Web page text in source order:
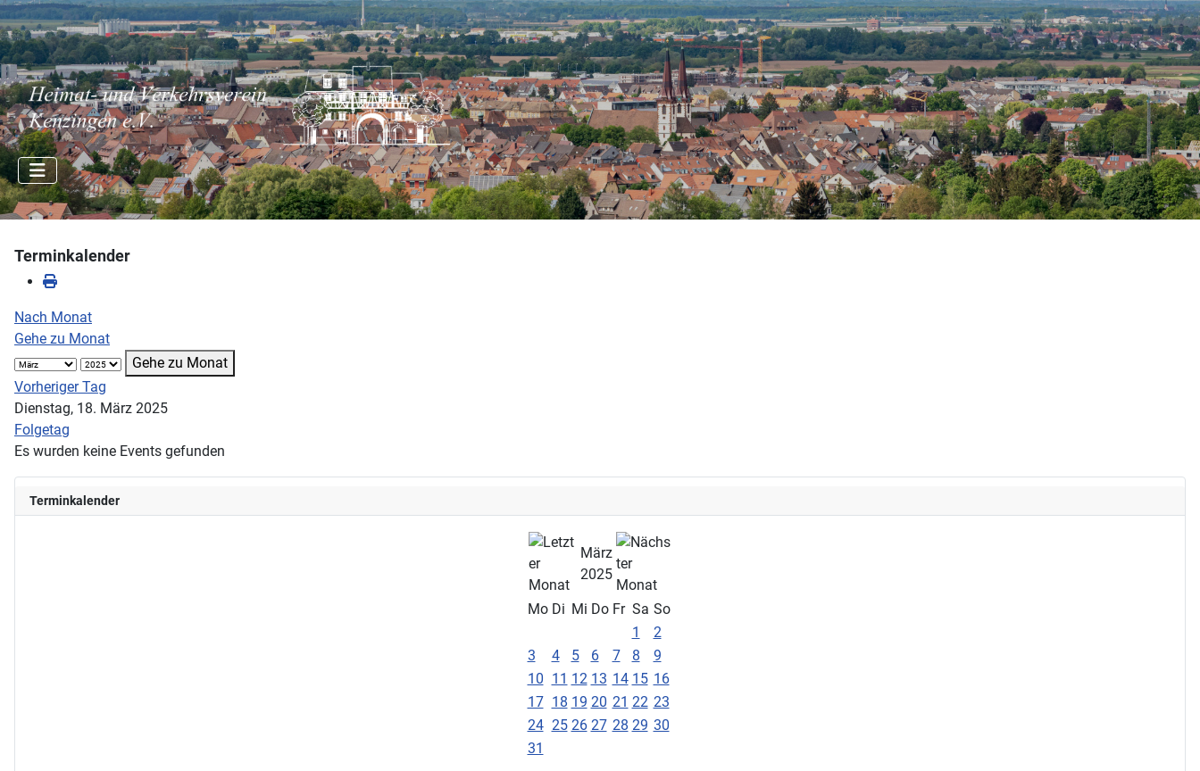
Terminkalender
März
2025
Mo Di Mi Do Fr Sa So
1
2
3
4 5 6 7 8
9
10 11 12 13 14 15 16
17 18 19 20 21 22 23
24 25 26 27 28 29 30
31
Terminkalender
Nach Monat
Gehe zu Monat
Gehe zu Monat
Vorheriger Tag
Dienstag, 18. März 2025
Folgetag
Es wurden keine Events gefunden